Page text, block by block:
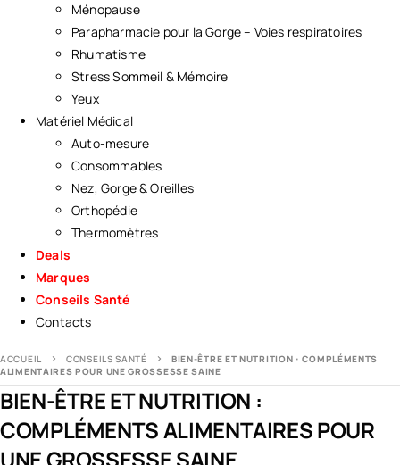
Ménopause
Parapharmacie pour la Gorge – Voies respiratoires
Rhumatisme
Stress Sommeil & Mémoire
Yeux
Matériel Médical
Auto-mesure
Consommables
Nez, Gorge & Oreilles
Orthopédie
Thermomètres
Deals
Marques
Conseils Santé
Contacts
ACCUEIL CONSEILS SANTÉ
BIEN-ÊTRE ET NUTRITION : COMPLÉMENTS
ALIMENTAIRES POUR UNE GROSSESSE SAINE
BIEN-ÊTRE ET NUTRITION :
COMPLÉMENTS ALIMENTAIRES POUR